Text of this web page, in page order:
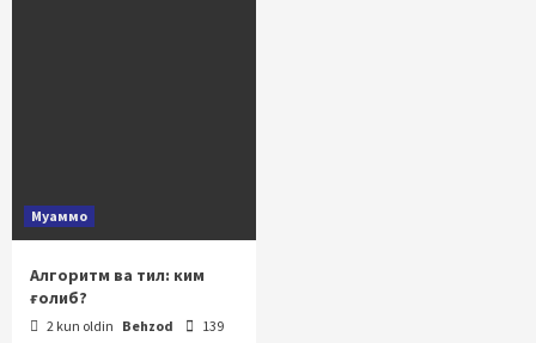
Муаммо
Алгоритм ва тил: ким
ғолиб?
2 kun oldin Behzod 139